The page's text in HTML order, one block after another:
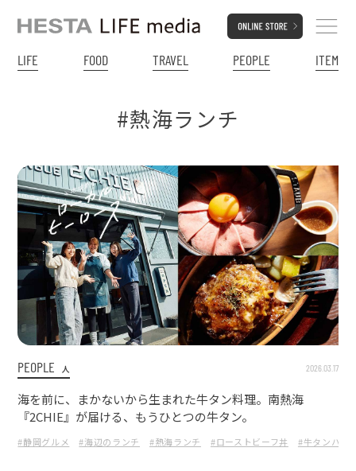
LIFE FOOD TRAVEL PEOPLE ITEM
#熱海ランチ
PEOPLE 人 2026.03.17
海を前に、まかないから生まれた牛タン料理。南熱海
『2CHIE』が届ける、もうひとつの牛タン。
#静岡グルメ #海辺のランチ #熱海ランチ #ローストビーフ丼 #牛タンハン